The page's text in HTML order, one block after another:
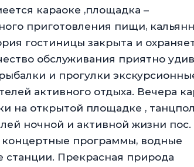
караоке ,площадка –
приготовления пищи,
гостиницы закрыта и
обслуживания приятно
и прогулки
активного отдыха. Вечера
на открытой площадке ,
ночной и активной жизни
концертные программы, водные
станции. Прекрасная природа